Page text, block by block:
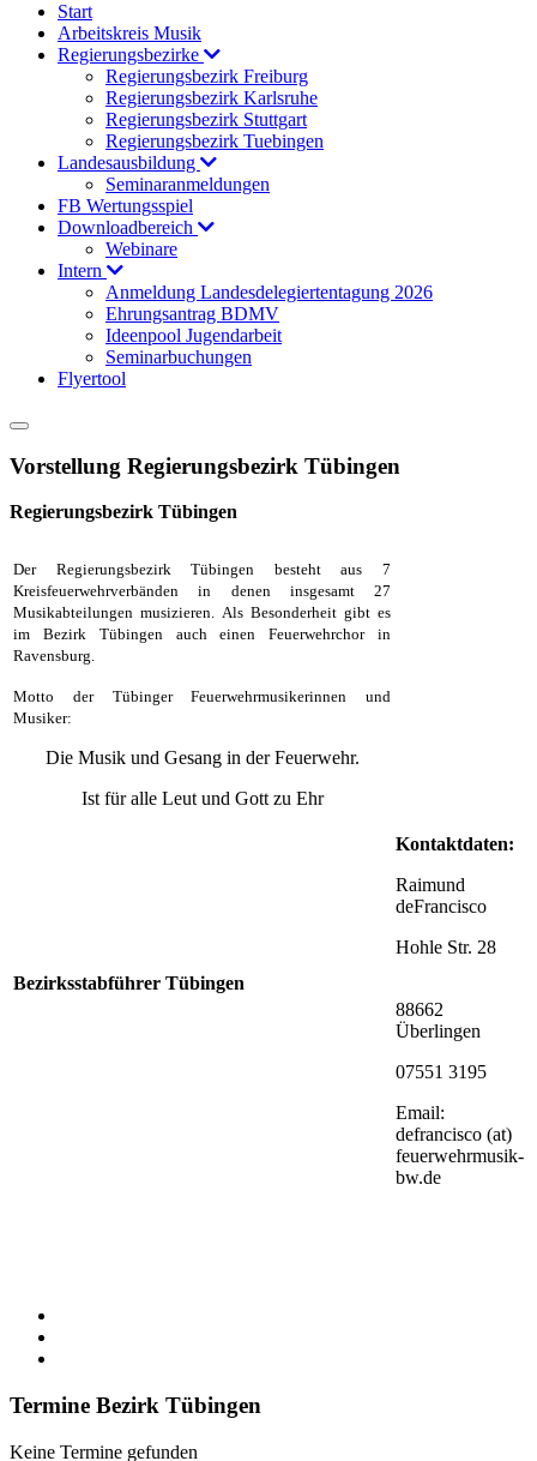
Start
Arbeitskreis Musik
Regierungsbezirke
Regierungsbezirk Freiburg
Regierungsbezirk Karlsruhe
Regierungsbezirk Stuttgart
Regierungsbezirk Tuebingen
Landesausbildung
Seminaranmeldungen
FB Wertungsspiel
Downloadbereich
Webinare
Intern
Anmeldung Landesdelegiertentagung 2026
Ehrungsantrag BDMV
Ideenpool Jugendarbeit
Seminarbuchungen
Flyertool
Vorstellung Regierungsbezirk Tübingen
Regierungsbezirk Tübingen
Der Regierungsbezirk Tübingen besteht aus 7
Kreisfeuerwehrverbänden in denen insgesamt 27
Musikabteilungen musizieren. Als Besonderheit gibt es
im Bezirk Tübingen auch einen Feuerwehrchor in
Ravensburg.
Motto der Tübinger Feuerwehrmusikerinnen und
Musiker:
Die Musik und Gesang in der Feuerwehr.
Ist für alle Leut und Gott zu Ehr
Bezirksstabführer Tübingen
Kontaktdaten:
Raimund
deFrancisco
Hohle Str. 28
88662
Überlingen
07551 3195
Email:
defrancisco (at)
feuerwehrmusik-
bw.de
Termine Bezirk Tübingen
Keine Termine gefunden